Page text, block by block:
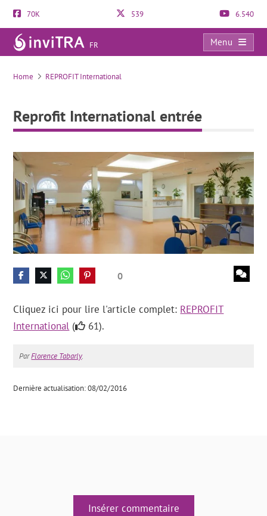
70K 539 6.540
FR
Menu
Reprofit International entrée
Home REPROFIT International
Reprofit International entrée
0
Cliquez ici pour lire l'article complet: REPROFIT
International ( 61).
ParFlorence Tabarly.
Dernière actualisation: 08/02/2016
Insérer commentaire